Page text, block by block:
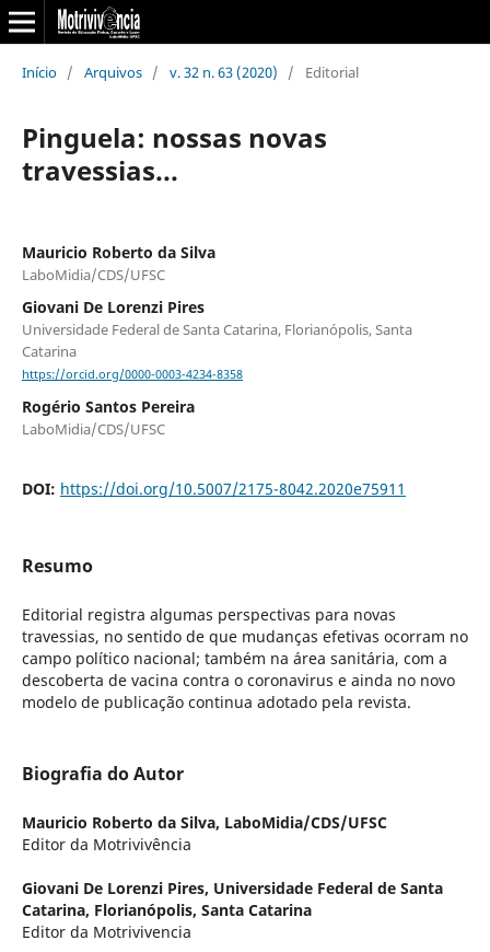
Início / Arquivos / v. 32 n. 63 (2020) / Editorial
Pinguela: nossas novas
travessias...
Mauricio Roberto da Silva
LaboMidia/CDS/UFSC
Giovani De Lorenzi Pires
Universidade Federal de Santa Catarina, Florianópolis, Santa
Catarina
https://orcid.org/0000-0003-4234-8358
Rogério Santos Pereira
LaboMidia/CDS/UFSC
DOI: https://doi.org/10.5007/2175-8042.2020e75911
Resumo
Editorial registra algumas perspectivas para novas
travessias, no sentido de que mudanças efetivas ocorram no
campo político nacional; também na área sanitária, com a
descoberta de vacina contra o coronavirus e ainda no novo
modelo de publicação continua adotado pela revista.
Biografia do Autor
Mauricio Roberto da Silva, LaboMidia/CDS/UFSC
Editor da Motrivivência
Giovani De Lorenzi Pires, Universidade Federal de Santa
Catarina, Florianópolis, Santa Catarina
Editor da Motrivivencia